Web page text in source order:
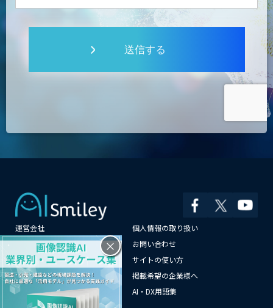
送信する
運営会社
個人情報の取り扱い
よくある質問
お問い合わせ
メールマガジン登録
サイトの使い方
情報提供はこちらから
掲載希望の企業様へ
AI企業一覧
AI・DX用語集
×